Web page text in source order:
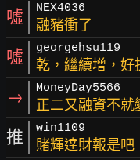
噓 NEX4036
融豬衝了
噓 georgehsu119
乾，繼續增，好
→ MoneyDay5566
正二又融資不就
推 win1109
賭輝達財報是吧